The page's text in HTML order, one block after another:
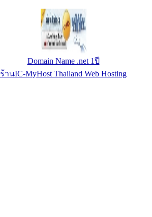
Domain Name .org 1ปี
ร้านIC-MyHost Thailand Web Hosting